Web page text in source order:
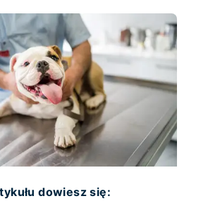
dowiesz się: